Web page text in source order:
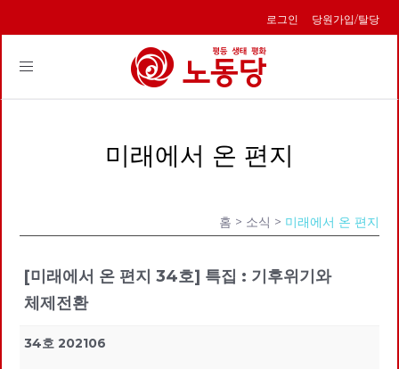
로그인 당원가입/탈당
Toggle
미래에서 온 편지
홈 > 소식 > 미래에서 온 편지
[미래에서 온 편지 34호] 특집 : 기후위기와
체제전환
34호 202106